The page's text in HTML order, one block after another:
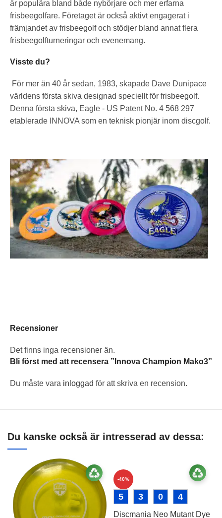
är populära bland både nybörjare och mer erfarna
frisbeegolfare. Företaget är också aktivt engagerat i
främjandet av frisbeegolf och stödjer bland annat flera
frisbeegolfturneringar och evenemang.
Visste du?
För mer än 40 år sedan, 1983, skapade Dave Dunipace
världens första skiva designad speciellt för frisbeegolf.
Denna första skiva, Eagle - US Patent No. 4 568 297
etablerade INNOVA som en teknisk pionjär inom discgolf.
Recensioner
Det finns inga recensioner än.
Bli först med att recensera ”Innova Champion Mako3”
Du måste vara inloggad för att skriva en recension.
Du kanske också är intresserad av dessa:
-40%
5 3 0 4
Discmania Neo Mutant Dye